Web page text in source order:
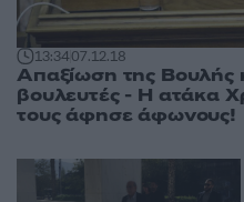
13:3407.12.18
Απαξίωση της Βουλής
βουλευτές - Η ατάκα
τους άφησε άφωνους!